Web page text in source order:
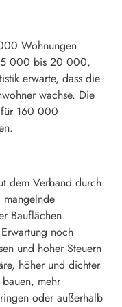
Wohnungen
000 bis 20 000,
erwarte, dass die
wachse. Die
für 160 000
dem Verband durch
Bauflächen
noch
und hoher Steuern
höher und dichter
mehr
oder außerhalb